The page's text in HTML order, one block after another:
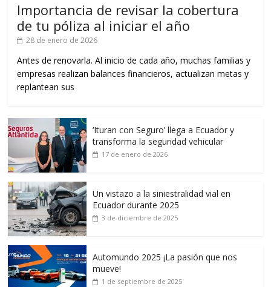
Importancia de revisar la cobertura
de tu póliza al iniciar el año
28 de enero de 2026
Antes de renovarla. Al inicio de cada año, muchas familias y
empresas realizan balances financieros, actualizan metas y
replantean sus
‘Ituran con Seguro’ llega a Ecuador y
transforma la seguridad vehicular
17 de enero de 2026
Un vistazo a la siniestralidad vial en
Ecuador durante 2025
3 de diciembre de 2025
Automundo 2025 ¡La pasión que nos
mueve!
1 de septiembre de 2025